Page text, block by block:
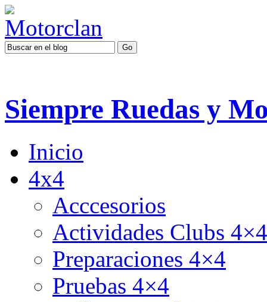
Siempre Ruedas y
Inicio
4x4
Acccesorios
Actividades Clubs 4×4
Preparaciones 4×4
Pruebas 4×4